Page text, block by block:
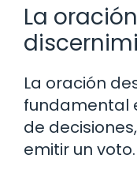
La
La oración
fundamental
de
emitir un voto.